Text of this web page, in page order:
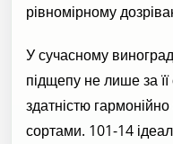
рівномірному
У сучасному
підщепу не лише за
здатністю
сортами. 101-14